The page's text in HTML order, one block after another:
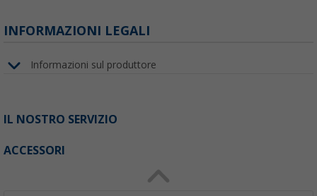
INFORMAZIONI LEGALI
Informazioni sul produttore
IL NOSTRO SERVIZIO
ACCESSORI